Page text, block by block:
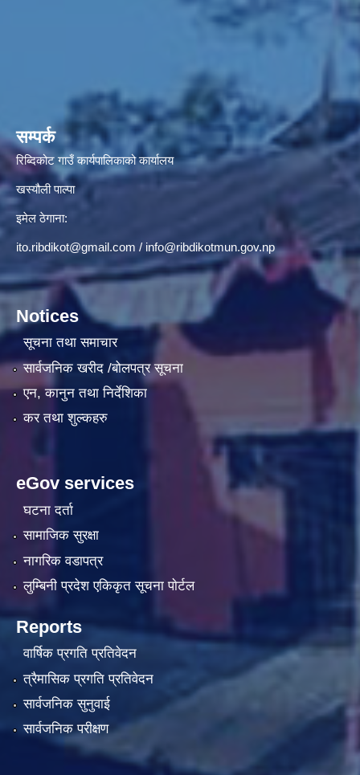
सम्पर्क
रिब्दिकोट गाउँ कार्यपालिकाको कार्यालय
खस्यौली पाल्पा
इमेल ठेगाना:
ito.ribdikot@gmail.com / info@ribdikotmun.gov.np
Notices
सूचना तथा समाचार
सार्वजनिक खरीद /बोलपत्र सूचना
एन, कानुन तथा निर्देशिका
कर तथा शुल्कहरु
eGov services
घटना दर्ता
सामाजिक सुरक्षा
नागरिक वडापत्र
लुम्बिनी प्रदेश एकिकृत सूचना पाेर्टल
Reports
वार्षिक प्रगति प्रतिवेदन
त्रैमासिक प्रगति प्रतिवेदन
सार्वजनिक सुनुवाई
सार्वजनिक परीक्षण